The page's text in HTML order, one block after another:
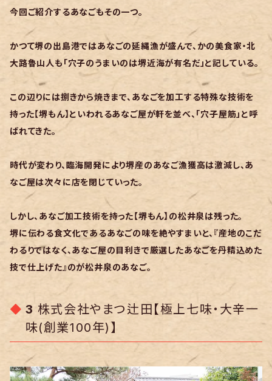
今回ご紹介するあなごもその一つ。
かつて堺の出島港ではあなごの延縄漁が盛んで、かの美食家・北
大路魯山人も「穴子のうまいのは堺近海が有名だ」と記している。
この辺りには捌きから焼きまで、あなごを加工する特殊な技術を
持った【堺もん】といわれるあなご屋が軒を並べ、「穴子屋筋」と呼
ばれてきた。
時代が変わり、臨海開発により堺産のあなご漁獲高は激減し、あ
なご屋は次々に店を閉じていった。
しかし、あなご加工技術を持った【堺もん】の松井泉は残った。
堺に伝わる食文化であるあなごの味を絶やすまいと、『産地のこだ
わるりではなく、あなご屋の目利きで厳選したあなごを丹精込めた
技で仕上げた』のが松井泉のあなご。
3 株式会社やまつ辻田【極上七味・大辛一
味(創業100年)】